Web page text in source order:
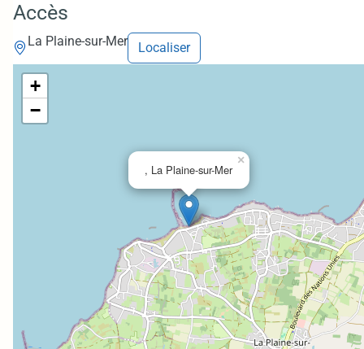
Accès
La Plaine-sur-Mer Localiser
, La Plaine-sur-Mer
×
+
−